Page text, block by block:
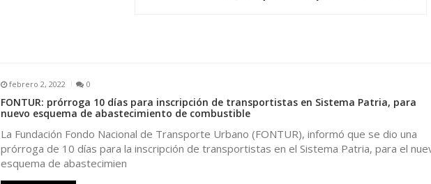
febrero 2, 2022 0
FONTUR: prórroga 10 días para inscripción de transportistas en Sistema Patria, para
nuevo esquema de abastecimiento de combustible
La Fundación Fondo Nacional de Transporte Urbano (FONTUR), informó que se dio una
prórroga de 10 días para la inscripción de transportistas en el Sistema Patria, para el
esquema de abastecimien